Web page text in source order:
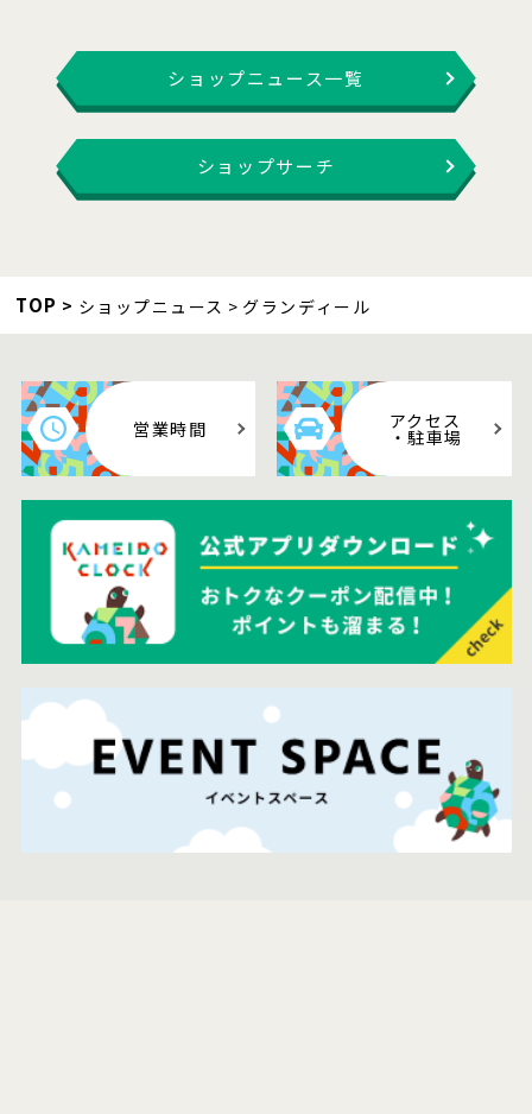
ショップニュース一覧
ショップサーチ
TOP ショップニュース グランディール
営業時間 アクセス
・駐車場